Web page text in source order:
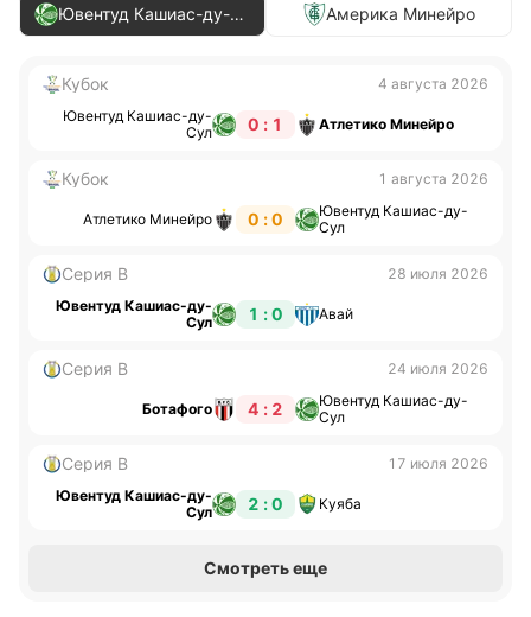
Ювентуд Кашиас-ду-
Сул
Америка Минейро
Кубок
4 августа 2026
Ювентуд Кашиас-ду-
Сул
0 : 1 Атлетико Минейро
Кубок 1 августа 2026
Атлетико Минейро 0 : 0
Ювентуд Кашиас-ду-
Сул
Серия B
28 июля 2026
Ювентуд Кашиас-ду-
Сул
1 : 0 Авай
Серия B 24 июля 2026
Ботафого 4 : 2
Ювентуд Кашиас-ду-
Сул
Серия B
17 июля 2026
Ювентуд Кашиас-ду-
Сул
2 : 0 Куяба
Смотреть еще